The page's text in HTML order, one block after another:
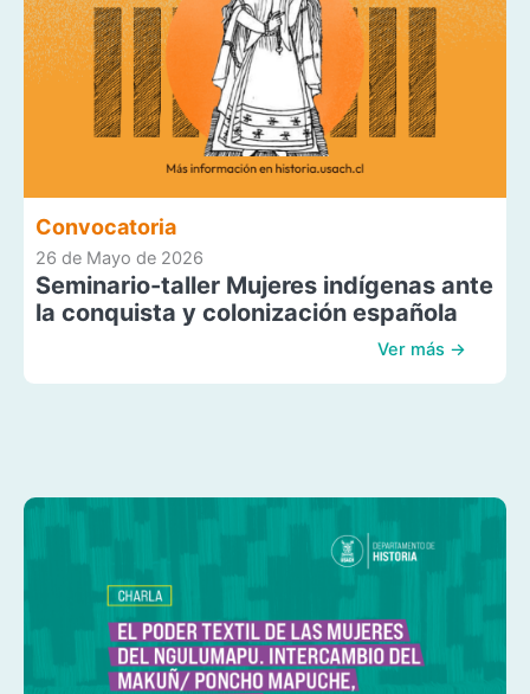
Convocatoria
26 de Mayo de 2026
Seminario-taller Mujeres indígenas ante
la conquista y colonización española
Ver más →